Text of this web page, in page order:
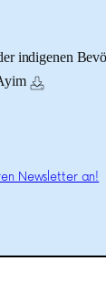
indigenen
Newsletter an!